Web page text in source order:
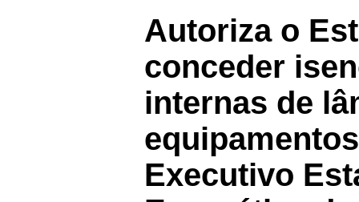
Autoriza o
conceder
internas de
Executivo